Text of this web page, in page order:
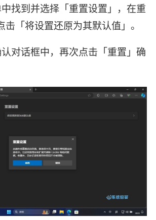
找到并选择「重置设置」，在重
击「将设置还原为其默认值」。
对话框中，再次点击「重置」确